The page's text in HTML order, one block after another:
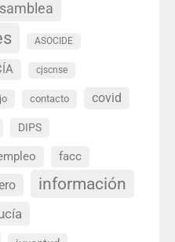
ASOCIDE
cjscnse
contacto covid
DIPS
facc
información